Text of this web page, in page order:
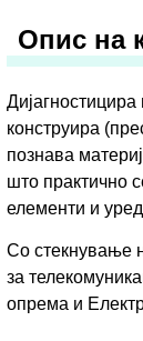
Oпис на
конструира
познава
што практично
елементи и
Со стекнување
за
опрема и